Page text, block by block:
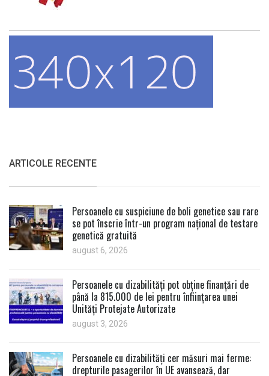
ARTICOLE RECENTE
Persoanele cu suspiciune de boli genetice sau rare
se pot înscrie într-un program național de testare
genetică gratuită
august 6, 2026
Persoanele cu dizabilități pot obține finanțări de
până la 815.000 de lei pentru înființarea unei
Unități Protejate Autorizate
august 3, 2026
Persoanele cu dizabilități cer măsuri mai ferme:
drepturile pasagerilor în UE avansează, dar